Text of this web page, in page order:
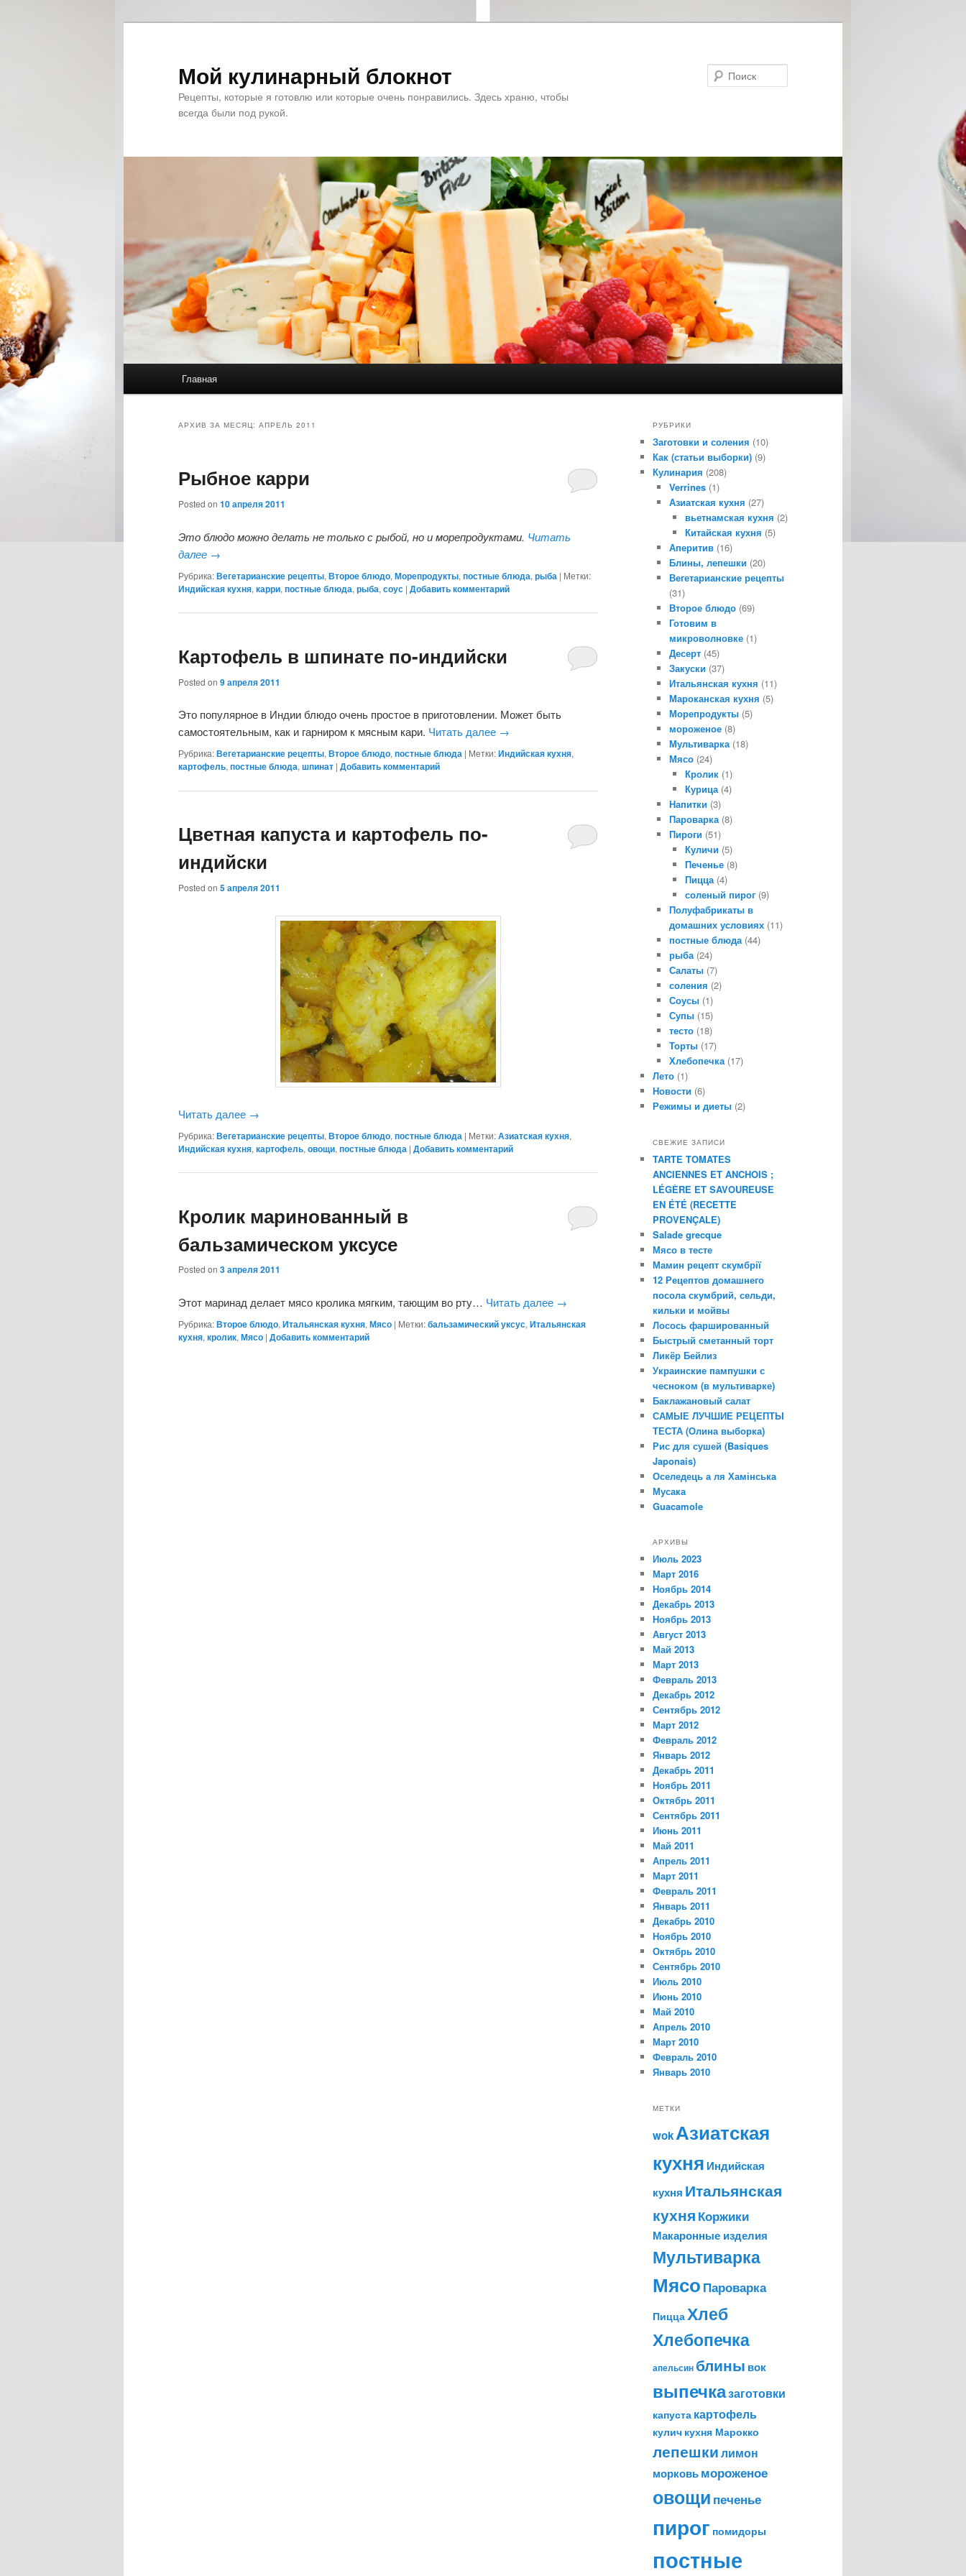
Мой кулинарный блокнот
Рецепты, которые я готовлю или которые очень понравились. Здесь храню, чтобы
всегда были под рукой.
Перейти к основному содержимому
Перейти к дополнительному содержимому
Главная
АРХИВ ЗА МЕСЯЦ: АПРЕЛЬ 2011
Рыбное карри
Posted on 10 апреля 2011
Это блюдо можно делать не только с рыбой, но и морепродуктами. Читать
далее →
Рубрика:Вегетарианские рецепты, Второе блюдо, Морепродукты, постные блюда, рыба | Метки:
Индийская кухня, карри, постные блюда, рыба, соус | Добавить комментарий
Картофель в шпинате по-индийски
Posted on 9 апреля 2011
Это популярное в Индии блюдо очень простое в приготовлении. Может быть
самостоятельным, как и гарниром к мясным кари. Читать далее →
Рубрика:Вегетарианские рецепты, Второе блюдо, постные блюда | Метки:Индийская кухня,
картофель, постные блюда, шпинат | Добавить комментарий
Цветная капуста и картофель по-
индийски
Posted on 5 апреля 2011
Читать далее →
Рубрика:Вегетарианские рецепты, Второе блюдо, постные блюда | Метки:Азиатская кухня,
Индийская кухня, картофель, овощи, постные блюда | Добавить комментарий
Кролик маринованный в
бальзамическом уксусе
Posted on 3 апреля 2011
Этот маринад делает мясо кролика мягким, тающим во рту… Читать далее →
Рубрика:Второе блюдо, Итальянская кухня, Мясо | Метки:бальзамический уксус, Итальянская
кухня, кролик, Мясо | Добавить комментарий
РУБРИКИ
Заготовки и соления (10)
Как (статьи выборки) (9)
Кулинария (208)
Verrines(1)
Азиатская кухня (27)
вьетнамская кухня (2)
Китайская кухня (5)
Аперитив(16)
Блины, лепешки (20)
Вегетарианские рецепты
(31)
Второе блюдо(69)
Готовим в
микроволновке(1)
Десерт(45)
Закуски (37)
Итальянская кухня (11)
Мароканская кухня (5)
Морепродукты(5)
мороженое(8)
Мультиварка(18)
Мясо(24)
Кролик (1)
Курица(4)
Напитки (3)
Пароварка(8)
Пироги (51)
Куличи (5)
Печенье (8)
Пицца(4)
соленый пирог (9)
Полуфабрикаты в
домашних условиях(11)
постные блюда(44)
рыба(24)
Салаты(7)
соления (2)
Соусы(1)
Супы(15)
тесто(18)
Торты(17)
Хлебопечка(17)
Лето (1)
Новости (6)
Режимы и диеты (2)
СВЕЖИЕ ЗАПИСИ
TARTE TOMATES
ANCIENNES ET ANCHOIS ;
LÉGÈRE ET SAVOUREUSE
EN ÉTÉ (RECETTE
PROVENÇALE)
Salade grecque
Мясо в тесте
Мамин рецепт скумбрії
12 Рецептов домашнего
посола скумбрий, сельди,
кильки и мойвы
Лосось фаршированный
Быстрый сметанный торт
Ликёр Бейлиз
Украинские пампушки с
чесноком (в мультиварке)
Баклажановый салат
САМЫЕ ЛУЧШИЕ РЕЦЕПТЫ
ТЕСТА (Олина выборка)
Рис для сушей (Basiques
Japonais)
Оселедець а ля Хамінська
Мусака
Guacamole
АРХИВЫ
Июль 2023
Март 2016
Ноябрь 2014
Декабрь 2013
Ноябрь 2013
Август 2013
Май 2013
Март 2013
Февраль 2013
Декабрь 2012
Сентябрь 2012
Март 2012
Февраль 2012
Январь 2012
Декабрь 2011
Ноябрь 2011
Октябрь 2011
Сентябрь 2011
Июнь 2011
Май 2011
Апрель 2011
Март 2011
Февраль 2011
Январь 2011
Декабрь 2010
Ноябрь 2010
Октябрь 2010
Сентябрь 2010
Июль 2010
Июнь 2010
Май 2010
Апрель 2010
Март 2010
Февраль 2010
Январь 2010
МЕТКИ
wokАзиатская
кухня Индийская
кухня Итальянская
кухня Коржики
Макаронные изделия
Мультиварка
Мясо Пароварка
Пицца Хлеб
Хлебопечка
апельсин блины вок
выпечказаготовки
капуста картофель
кулич кухня Марокко
лепешкилимон
морковьмороженое
овощи печенье
пирог помидоры
постные